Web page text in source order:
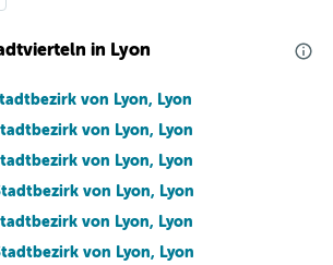
in Lyon
von Lyon, Lyon
von Lyon, Lyon
von Lyon, Lyon
von Lyon, Lyon
von Lyon, Lyon
von Lyon, Lyon